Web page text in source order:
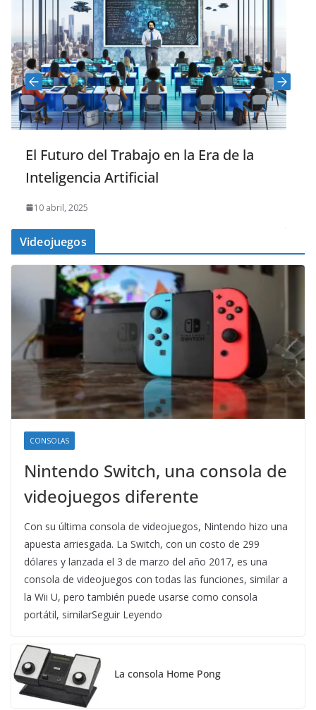
El Futuro del Trabajo en la Era de la
Inteligencia Artificial
10 abril, 2025
Videojuegos
CONSOLAS
Nintendo Switch, una consola de
videojuegos diferente
Con su última consola de videojuegos, Nintendo hizo una
apuesta arriesgada. La Switch, con un costo de 299
dólares y lanzada el 3 de marzo del año 2017, es una
consola de videojuegos con todas las funciones, similar a
la Wii U, pero también puede usarse como consola
portátil, similarSeguir Leyendo
La consola Home Pong